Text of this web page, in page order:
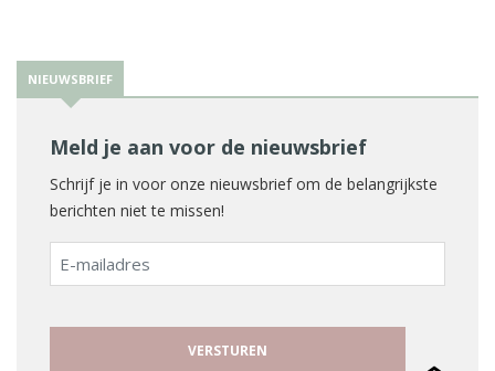
NIEUWSBRIEF
Meld je aan voor de nieuwsbrief
Schrijf je in voor onze nieuwsbrief om de belangrijkste
berichten niet te missen!
E-
mailadres